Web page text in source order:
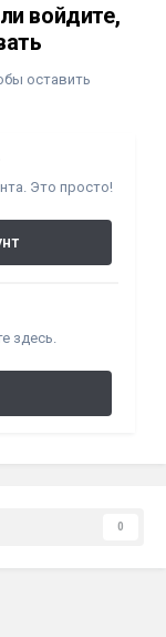
войдите,
оставить
Это просто!
здесь.
0